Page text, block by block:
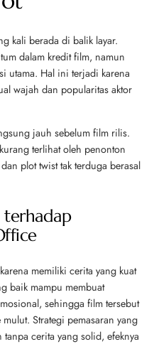
kali berada di balik layar.
dalam kredit film, namun
utama. Hal ini terjadi karena
wajah dan popularitas aktor
jauh sebelum film rilis.
terlihat oleh penonton
plot twist tak terduga berasal
terhadap
memiliki cerita yang kuat
baik mampu membuat
sehingga film tersebut
Strategi pemasaran yang
cerita yang solid, efeknya